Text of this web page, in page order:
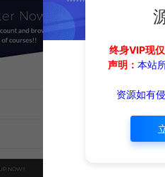
终身VIP现
声明： 本站
资源如有